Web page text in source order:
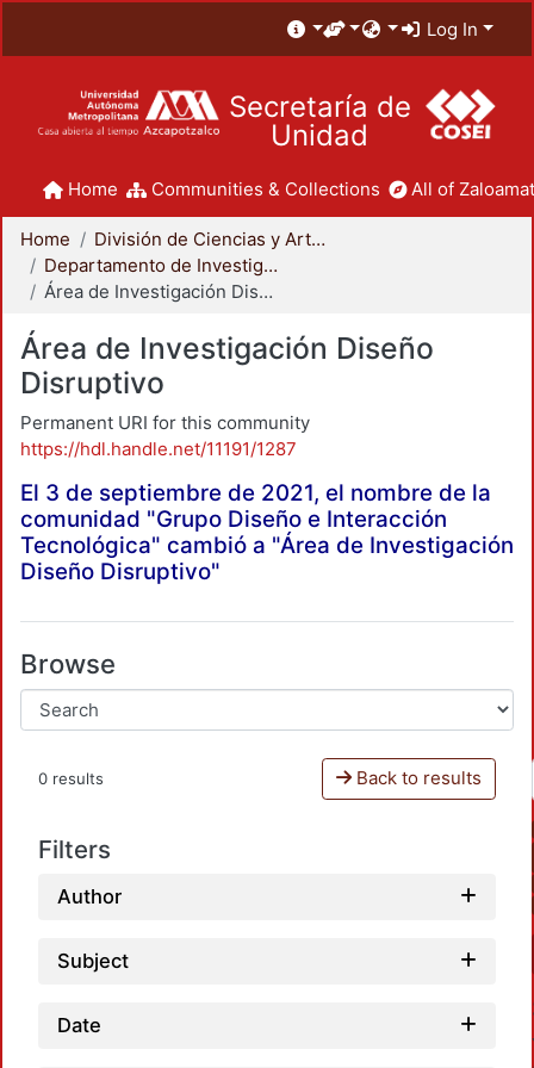
Log In
Secretaría de
Unidad
Home Communities & Collections All of
Home
División de Ciencias y Artes para el Diseño
Departamento de Investigación y Conocimiento para el Diseño
Área de Investigación Diseño Disruptivo
Área de Investigación Diseño
Disruptivo
Permanent URI for this community
https://hdl.handle.net/11191/1287
El 3 de septiembre de 2021, el nombre de la
comunidad "Grupo Diseño e Interacción
Tecnológica" cambió a "Área de Investigación
Diseño Disruptivo"
Browse
0 results Back to results
Filters
Author
Subject
Date